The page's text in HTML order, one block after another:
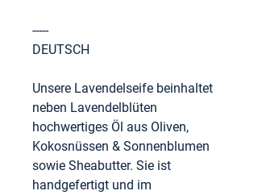
-----
DEUTSCH
Unsere Lavendelseife beinhaltet
neben Lavendelblüten
hochwertiges Öl aus Oliven,
Kokosnüssen & Sonnenblumen
sowie Sheabutter. Sie ist
handgefertigt und im